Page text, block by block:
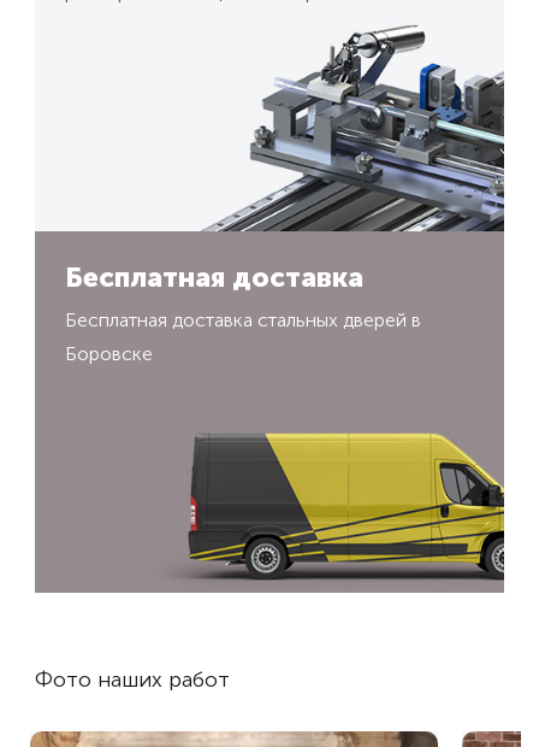
Бесплатная доставка
Бесплатная доставка стальных дверей в
Боровске
Фото наших работ